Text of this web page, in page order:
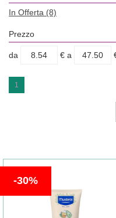
In Offerta (8)
Prezzo
filtra
da €
filtra
a
1
30%